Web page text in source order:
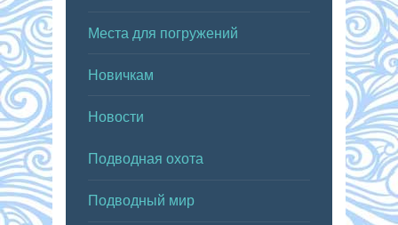
Места для погружений
Новичкам
Новости
Подводная охота
Подводный мир